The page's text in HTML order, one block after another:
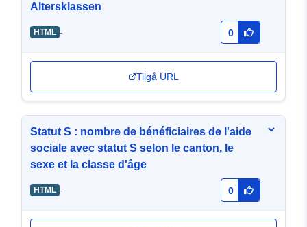
Altersklassen
HTML - 0
Tilgå URL
Statut S : nombre de bénéficiaires de l'aide
sociale avec statut S selon le canton, le
sexe et la classe d'âge
HTML - 0